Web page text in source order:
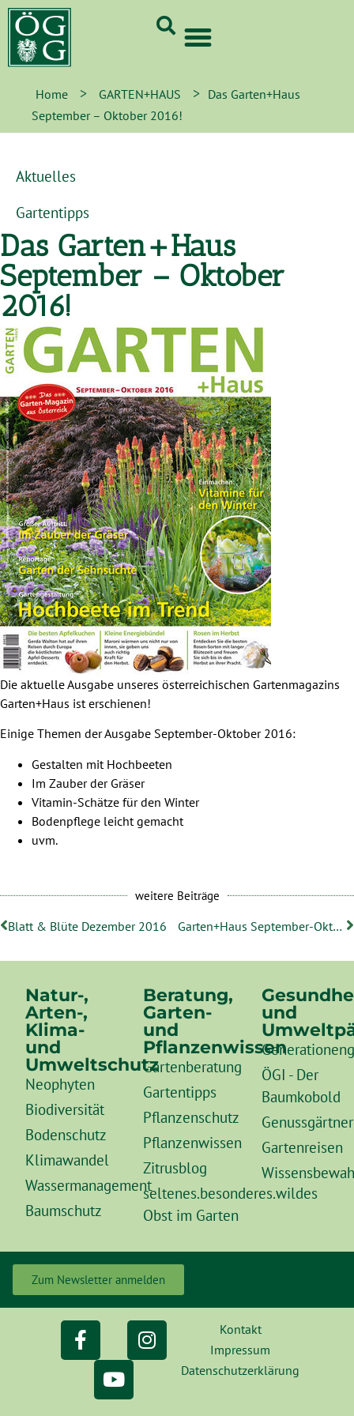
Home > GARTEN+HAUS > Das Garten+Haus
September – Oktober 2016!
Aktuelles
Gartentipps
Das Garten+Haus
September – Oktober
2016!
Die aktuelle Ausgabe unseres österreichischen Gartenmagazins
Garten+Haus ist erschienen!
Einige Themen der Ausgabe September-Oktober 2016:
Gestalten mit Hochbeeten
Im Zauber der Gräser
Vitamin-Schätze für den Winter
Bodenpflege leicht gemacht
uvm.
weitere Beiträge
Blatt & Blüte Dezember 2016 Garten+Haus September-Oktober 2016
Natur-,
Arten-,
Klima-
und
Umweltschutz
Neophyten
Biodiversität
Bodenschutz
Klimawandel
Wassermanagement
Baumschutz
Beratung,
Garten-
und
Pflanzenwissen
Gartenberatung
Gartentipps
Pflanzenschutz
Pflanzenwissen
Zitrusblog
seltenes.besonderes.wildes
Obst im Garten
und
ÖGI - Der
Baumkobold
Gartenreisen
Zum Newsletter anmelden
Kontakt
Impressum
Datenschutzerklärung